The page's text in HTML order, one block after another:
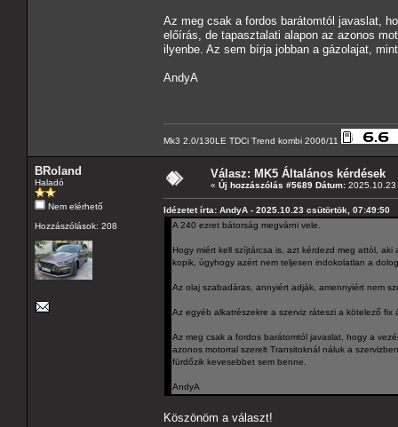
Az meg csak a fordos barátomtól javaslat,
előírás, de tapasztalati alapon az azonos
ilyenbe. Az sem bírja jobban a gázolajat,
AndyA
Mk3 2.0/130LE TDCi Trend kombi 2006/11
BRoland
Haladó
Nem elérhető
Hozzászólások: 208
Válasz: MK5 Általános kérdések
« Új hozzászólás #5689 Dátum: 2025.10.23
Idézetet írta: AndyA - 2025.10.23 csütörtök, 07:49:50
A 240 ezret bátorság megvárni vele.
Hogy miért kell szíjtárcsa is, azt kérdezd meg attól,
kopik, úgyhogy azért nem teljesen indokolatlan a
Az olaj szabadáras, annyiért adják, amennyiért nem
Az egyéb alkatrészekre a szerviz ráteszi a kötelező
Az meg csak a fordos barátomtól javaslat, hogy a
azonos motorral szerelt Transitoknál náluk a
fürdőzik kevesebbet sem benne.
AndyA
Köszönöm a választ!